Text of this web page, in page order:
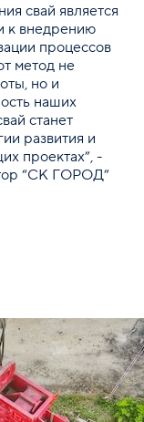
свай является
к внедрению
процессов
метод не
но и
наших
станет
развития и
проектах”, -
“СК ГОРОД”